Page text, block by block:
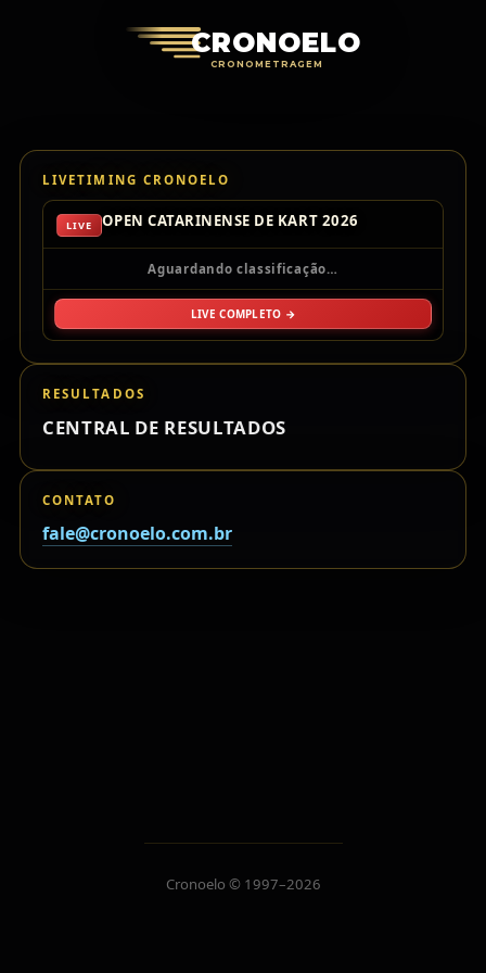
CRONOELO
CRONOMETRAGEM
LIVETIMING CRONOELO
LIVE OPEN CATARINENSE DE KART 2026
Aguardando classificação…
LIVE COMPLETO →
RESULTADOS
CENTRAL DE RESULTADOS
CONTATO
fale@cronoelo.com.br
Cronoelo © 1997–2026